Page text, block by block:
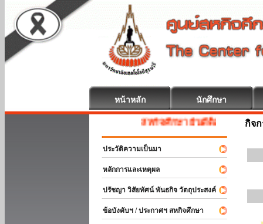
หน้าหลัก นักศึกษา
สหกิจศึกษา ยินดีต้อนรับ
ประวัติความเป็นมา
หลักการและเหตุผล
ปรัชญา วิสัยทัศน์ พันธกิจ วัตถุประสงค์
ข้อบังคับฯ / ประกาศฯ สหกิจศึกษา
กิจ